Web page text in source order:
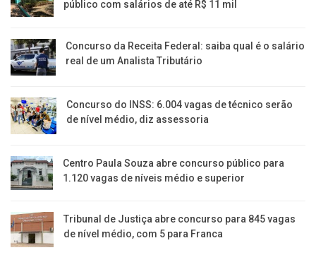
público com salários de até R$ 11 mil
Concurso da Receita Federal: saiba qual é o salário
real de um Analista Tributário
Concurso do INSS: 6.004 vagas de técnico serão
de nível médio, diz assessoria
Centro Paula Souza abre concurso público para
1.120 vagas de níveis médio e superior
Tribunal de Justiça abre concurso para 845 vagas
de nível médio, com 5 para Franca